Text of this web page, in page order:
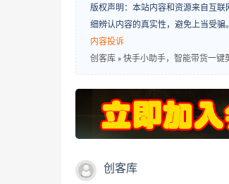
版权声明：本站内容和资源来自互
细辨认内容的真实性，避免上当受
内容投诉
创客库 » 快手小助手，智能带货一键
创客库